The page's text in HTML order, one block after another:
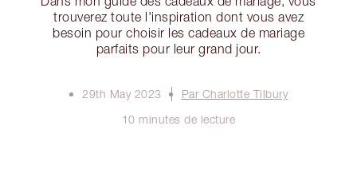
trouverez toute l'inspiration dont vous avez
besoin pour choisir les cadeaux de mariage
parfaits pour leur grand jour.
29th May 2023
Par Charlotte Tilbury
10 minutes de lecture